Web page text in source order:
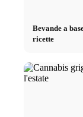
Bevande a
ricette